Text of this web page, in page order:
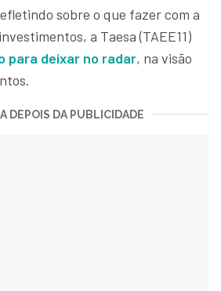
sobre o que fazer com a
a Taesa (TAEE11)
para deixar no radar, na visão
DEPOIS DA PUBLICIDADE